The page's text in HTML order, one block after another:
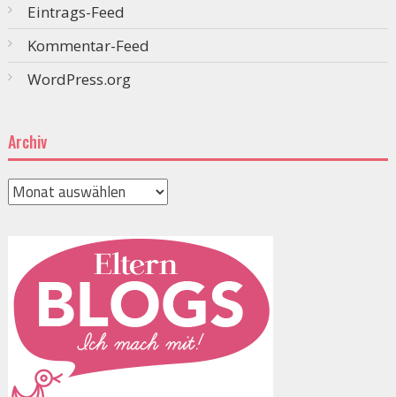
Eintrags-Feed
Kommentar-Feed
WordPress.org
Archiv
Archiv